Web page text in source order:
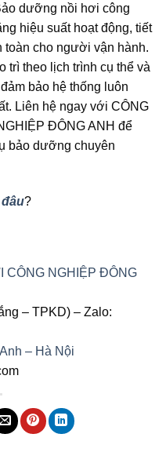
dưỡng nồi hơi công
hiệu suất hoạt động, tiết
toàn cho người vận hành.
trì theo lịch trình cụ thể và
bảo hệ thống luôn
Liên hệ ngay với CÔNG
ĐÔNG ANH để
bảo dưỡng chuyên
?
CÔNG NGHIỆP ĐÔNG
– TPKD) – Zalo:
– Hà Nội